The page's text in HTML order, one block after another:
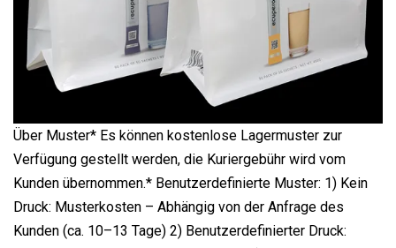
Über Muster* Es können kostenlose Lagermuster zur
Verfügung gestellt werden, die Kuriergebühr wird vom
Kunden übernommen.* Benutzerdefinierte Muster: 1) Kein
Druck: Musterkosten – Abhängig von der Anfrage des
Kunden (ca. 10–13 Tage) 2) Benutzerdefinierter Druck: